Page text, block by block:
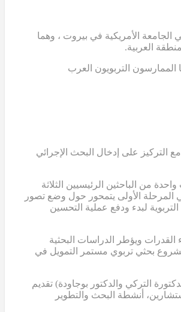
الجامعة الأمريكية في بيروت ، وهما
العربية.
الممارسون التربويون العرب
التركيز على إدخال البحث الإجرائي
من الباحثين الرئيسيين الثلاثة
المرحلة الأولى يتمحور حول وضع تصور
لبدء ودفع عملية التحسين
القدرات ويؤطر الدراسات البحثية
العربي، بلغ مجموعها حوالي 2,000,000 دولار، مما جعل تمام أطول مشروع بحثي تربوي مستمر التمويل في
التركي والدكتور بوجاودة) تقديم
أنشطة البحث والتطوير